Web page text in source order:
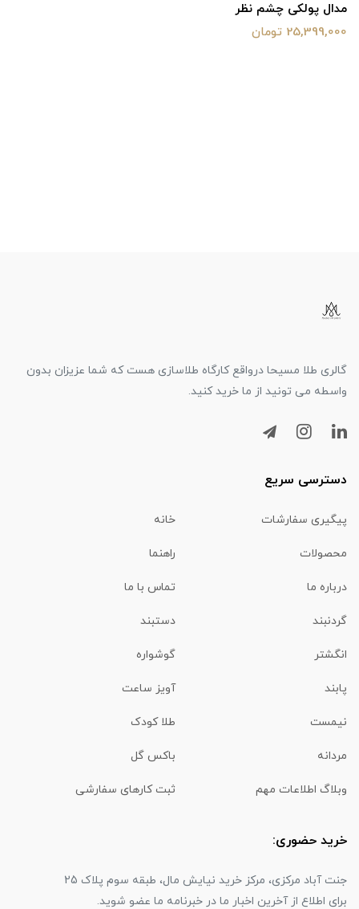
مدال پولکی چشم نظر
25,399,000 تومان
گالری طلا مسیحا درواقع کارگاه طلاسازی هست که شما عزیزان بدون
واسطه می تونید از ما خرید کنید.
دسترسی سریع
پیگیری سفارشات خانه
محصولات راهنما
درباره ما تماس با ما
گردنبند دستبند
انگشتر گوشواره
پابند آویز ساعت
نیمست طلا کودک
مردانه باکس گل
وبلاگ اطلاعات مهم ثبت کارهای سفارشی
خرید حضوری:
جنت آباد مرکزی، مرکز خرید نیایش مال، طبقه سوم پلاک 25
برای اطلاع از آخرین اخبار ما در خبرنامه ما عضو شوید.